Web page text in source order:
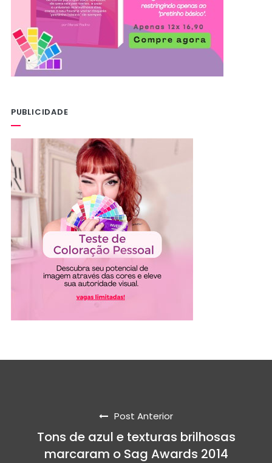
PUBLICIDADE
Post Anterior
Tons de azul e texturas brilhosas
marcaram o Sag Awards 2014